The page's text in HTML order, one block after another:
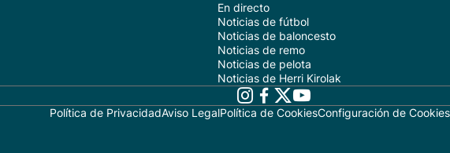
En directo
Noticias de fútbol
Noticias de baloncesto
Noticias de remo
Noticias de pelota
Noticias de Herri Kirolak
Política de PrivacidadAviso LegalPolítica de CookiesConfiguración de Cookies